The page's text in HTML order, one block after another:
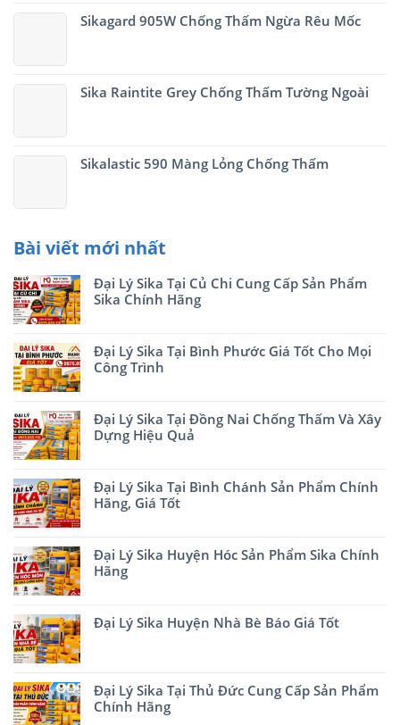
Sikagard 905W Chống Thấm Ngừa Rêu Mốc
Sika Raintite Grey Chống Thấm Tường Ngoài
Sikalastic 590 Màng Lỏng Chống Thấm
Bài viết mới nhất
Đại Lý Sika Tại Củ Chi Cung Cấp Sản Phẩm
Sika Chính Hãng
Đại Lý Sika Tại Bình Phước Giá Tốt Cho Mọi
Công Trình
Đại Lý Sika Tại Đồng Nai Chống Thấm Và Xây
Dựng Hiệu Quả
Đại Lý Sika Tại Bình Chánh Sản Phẩm Chính
Hãng, Giá Tốt
Đại Lý Sika Huyện Hóc Sản Phẩm Sika Chính
Hãng
Đại Lý Sika Huyện Nhà Bè Báo Giá Tốt
Đại Lý Sika Tại Thủ Đức Cung Cấp Sản Phẩm
Chính Hãng